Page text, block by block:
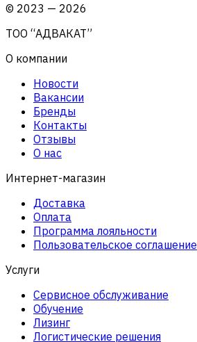
© 2023 — 2026
ТОО “АДВАКАТ”
О компании
Новости
Вакансии
Бренды
Контакты
Отзывы
О нас
Интернет-магазин
Доставка
Оплата
Программа лояльности
Пользовательское соглашение
Услуги
Сервисное обслуживание
Обучение
Лизинг
Логистические решения